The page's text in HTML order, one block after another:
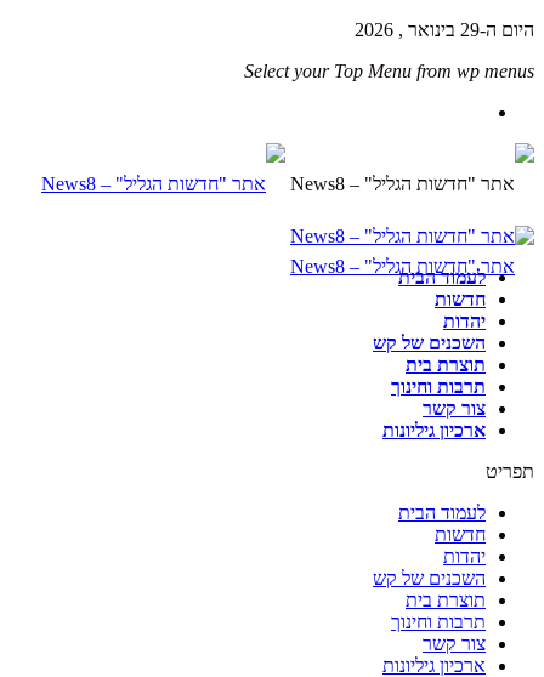
היום ה-29 בינואר , 2026
Select your Top Menu from wp menus
לעמוד הבית
חדשות
יהדות
השכנים של קש
תוצרת בית
תרבות וחינוך
צור קשר
ארכיון גיליונות
תפריט
לעמוד הבית
חדשות
יהדות
השכנים של קש
תוצרת בית
תרבות וחינוך
צור קשר
ארכיון גיליונות